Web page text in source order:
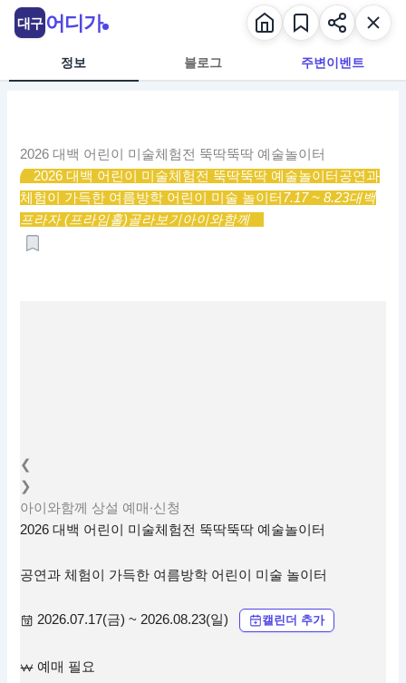
정보 블로그 주변이벤트
2026 대백 어린이 미술체험전 뚝딱뚝딱 예술놀이터
2026 대백 어린이 미술체험전 뚝딱뚝딱 예술놀이터 공연과
체험이 가득한 여름방학 어린이 미술 놀이터 7.17 ~ 8.23대백
프라자 (프라임홀)골라보기아이와함께
❮
❯
아이와함께 상설 예매·신청
2026 대백 어린이 미술체험전 뚝딱뚝딱 예술놀이터
공연과 체험이 가득한 여름방학 어린이 미술 놀이터
2026.07.17(금) ~ 2026.08.23(일) 캘린더 추가
예매 필요
대구 어디가